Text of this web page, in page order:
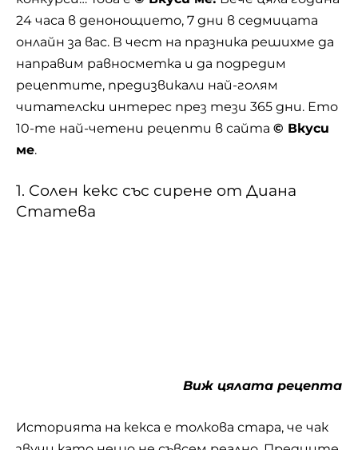
24 часа в денонощието, 7 дни в седмицата
онлайн за вас. В чест на празника решихме да
направим равносметка и да подредим
рецептите, предизвикали най-голям
читателски интерес през тези 365 дни. Ето
10-те най-четени рецепти в сайта © Вкуси
ме.
1. Солен кекс със сирене от Диана
Статева
времена. Остатъци от кексове са намерени в
натрошени зърна, които били заливани с